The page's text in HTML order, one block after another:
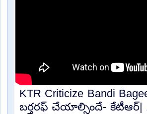
KTR Criticize Bandi
బర్తరఫ్ చేయాల్సిందే- కేటీఆర్|